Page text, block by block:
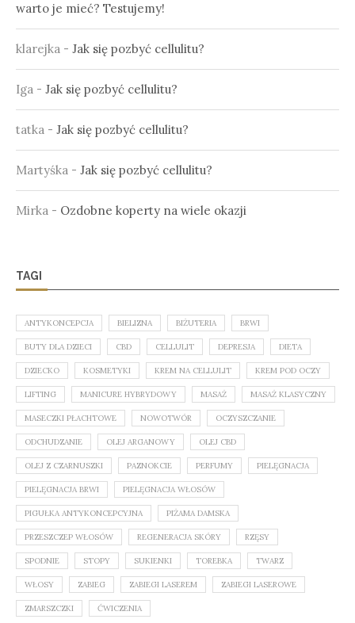
warto je mieć? Testujemy!
klarejka - Jak się pozbyć cellulitu?
Iga - Jak się pozbyć cellulitu?
tatka - Jak się pozbyć cellulitu?
Martyśka - Jak się pozbyć cellulitu?
Mirka - Ozdobne koperty na wiele okazji
TAGI
ANTYKONCEPCJA BIELIZNA BIŻUTERIA BRWI
BUTY DLA DZIECI CBD CELLULIT DEPRESJA DIETA
DZIECKO KOSMETYKI KREM NA CELLULIT KREM POD OCZY
LIFTING MANICURE HYBRYDOWY MASAŻ MASAŻ KLASYCZNY
MASECZKI PŁACHTOWE NOWOTWÓR OCZYSZCZANIE
ODCHUDZANIE OLEJ ARGANOWY OLEJ CBD
OLEJ Z CZARNUSZKI PAZNOKCIE PERFUMY PIELĘGNACJA
PIELĘGNACJA BRWI PIELĘGNACJA WŁOSÓW
PIGUŁKA ANTYKONCEPCYJNA PIŻAMA DAMSKA
PRZESZCZEP WŁOSÓW REGENERACJA SKÓRY RZĘSY
SPODNIE STOPY SUKIENKI TOREBKA TWARZ
WŁOSY ZABIEG ZABIEGI LASEREM ZABIEGI LASEROWE
ZMARSZCZKI ĆWICZENIA